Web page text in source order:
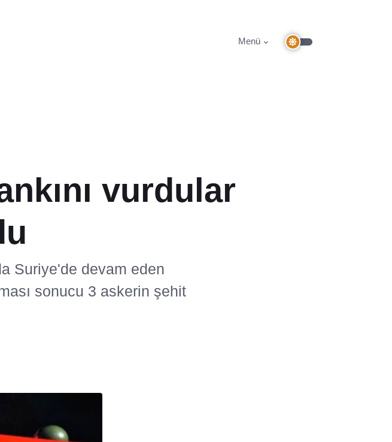
Menü
vurdular
Suriye'de devam eden
sonucu 3 askerin şehit